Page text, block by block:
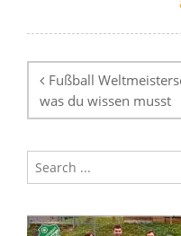
navigation
Fußball
was du wissen musst